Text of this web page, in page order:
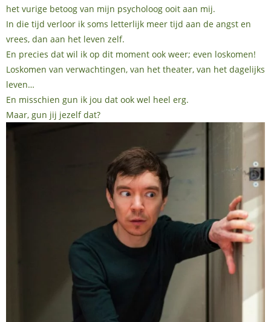
het vurige betoog van mijn psycholoog ooit aan mij.
In die tijd verloor ik soms letterlijk meer tijd aan de angst en
vrees, dan aan het leven zelf.
En precies dat wil ik op dit moment ook weer; even loskomen!
Loskomen van verwachtingen, van het theater, van het dagelijks
leven…
En misschien gun ik jou dat ook wel heel erg.
Maar, gun jij jezelf dat?